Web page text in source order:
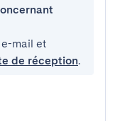
mail et
de réception.